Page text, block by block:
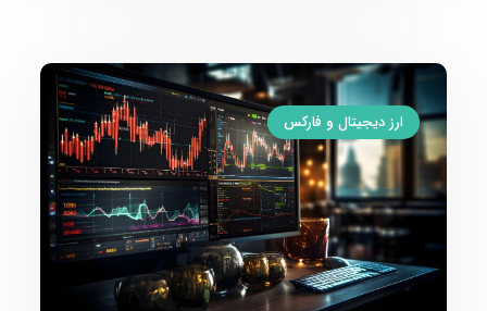
ارز دیجیتال و فارکس